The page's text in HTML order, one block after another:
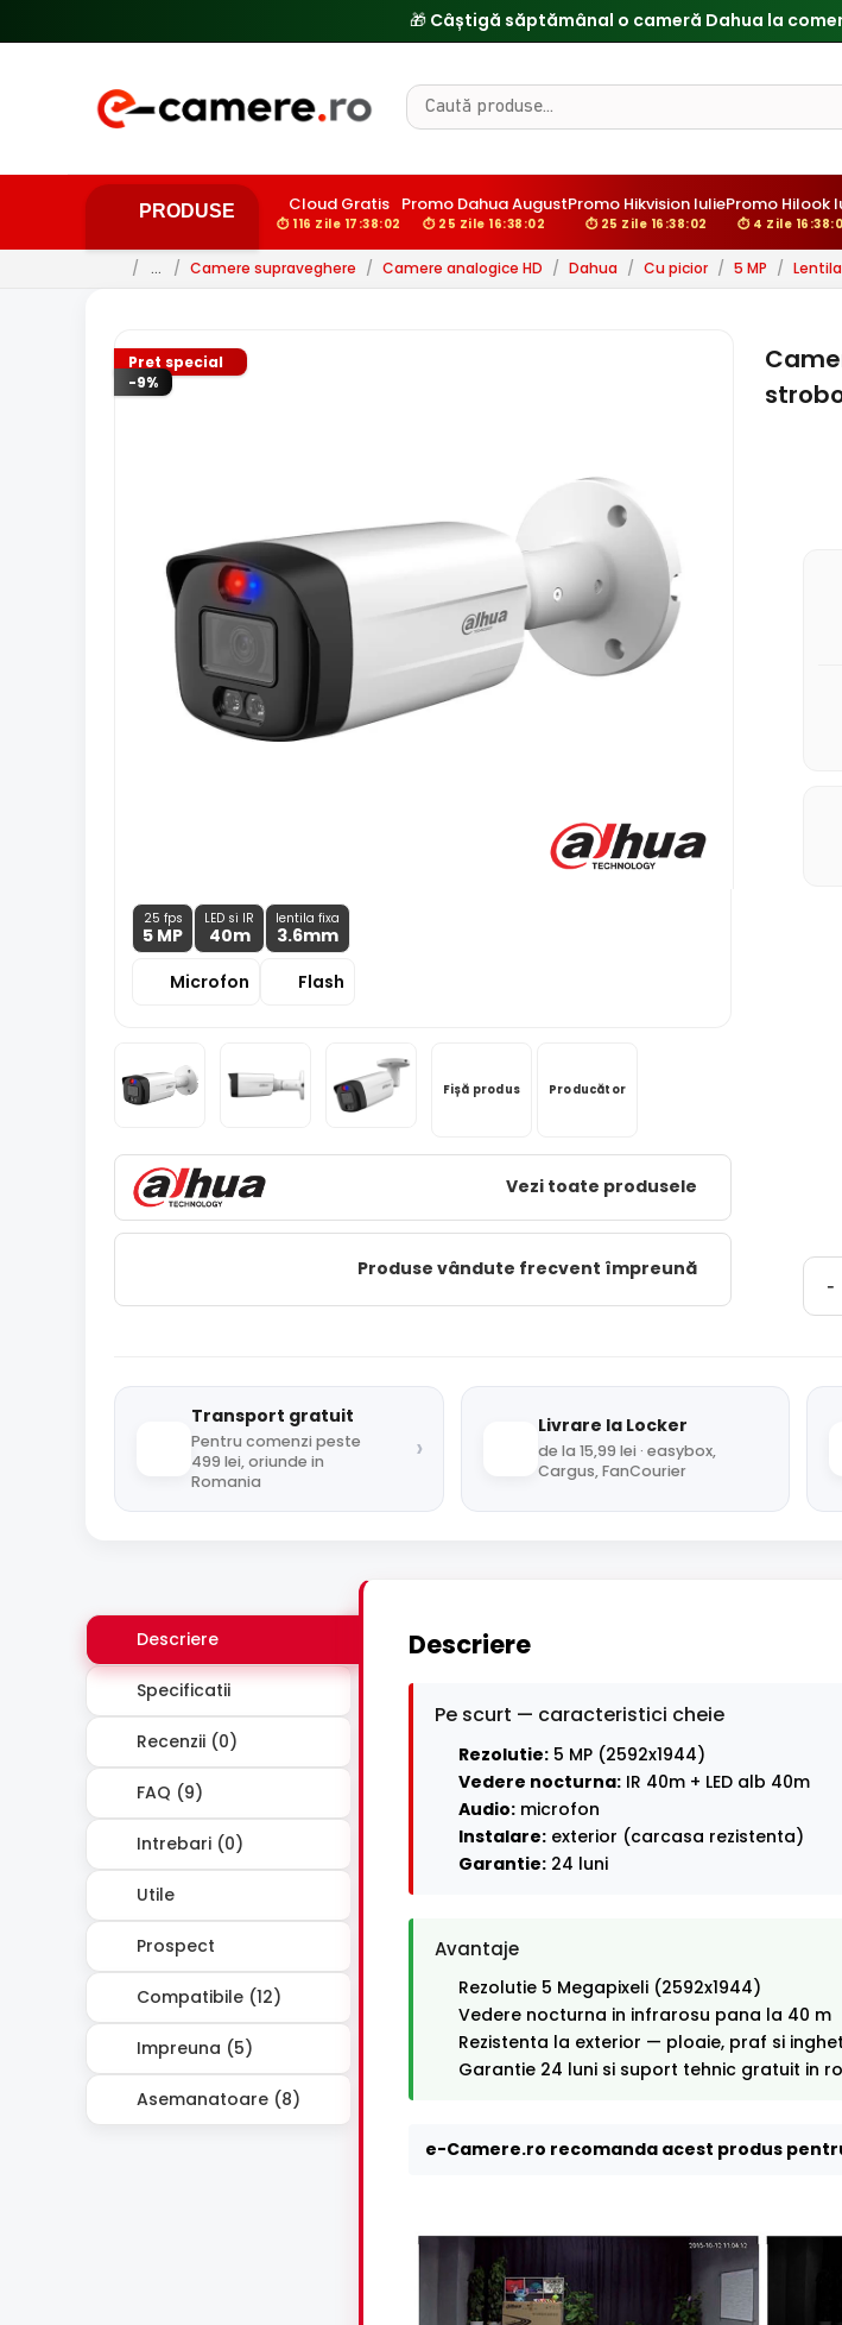
PRODUSE Cloud Gratis
⏱ 116 Zile 17:38:00
Promo Dahua August
⏱ 25 Zile 16:38:00
Promo Hikvision Iulie
⏱ 25 Zile 16:38:00
Promo Hilook
⏱ 4 Zile
/ … / Camere supraveghere / Camere analogice HD / Dahua / Cu picior / 5 MP /
Pret special
-9%
25 fps
5 MP
LED si IR
40m
lentila fixa
3.6mm
Microfon
Flash
Fișă produs Producător
Vezi toate produsele
Produse vândute frecvent împreună
-
Transport gratuit
Pentru comenzi peste
499 lei, oriunde in
Romania
›
Livrare la Locker
de la 15,99 lei · easybox,
Cargus, FanCourier
Descriere
Specificatii
Recenzii (0)
FAQ (9)
Intrebari (0)
Utile
Prospect
Compatibile (12)
Impreuna (5)
Asemanatoare (8)
Descriere
Pe scurt — caracteristici cheie
Rezolutie: 5 MP (2592x1944)
Vedere nocturna: IR 40m + LED alb 40m
Audio: microfon
Instalare: exterior (carcasa rezistenta)
Garantie: 24 luni
Avantaje
Rezolutie 5 Megapixeli (2592x1944)
Vedere nocturna in infrarosu pana la 40 m
Rezistenta la exterior — ploaie, praf si inghet
Garantie 24 luni si suport tehnic gratuit in
e-Camere.ro recomanda acest produs